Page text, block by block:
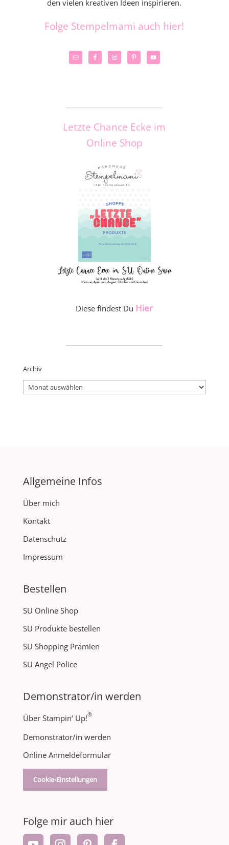
den vielen kreativen Ideen inspirieren.
Folge Stempelmami auch hier!
Letzte Chance Ecke im
Online Shop
Diese findest Du Hier
Archiv
Archiv
Allgemeine Infos
Über mich
Kontakt
Datenschutz
Impressum
Bestellen
SU Online Shop
SU Produkte bestellen
SU Shopping Prämien
SU Angel Police
Demonstrator/in werden
Über Stampin‘ Up!®
Demonstrator/in werden
Online Anmeldeformular
Cookie-Einstellungen
Folge mir auch hier